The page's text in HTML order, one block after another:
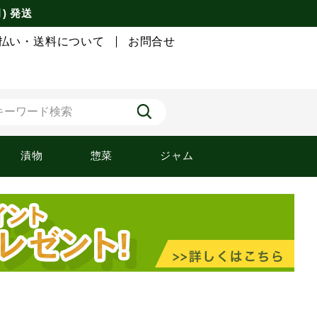
発送
い・送料について お問合せ
漬物 惣菜 ジャム